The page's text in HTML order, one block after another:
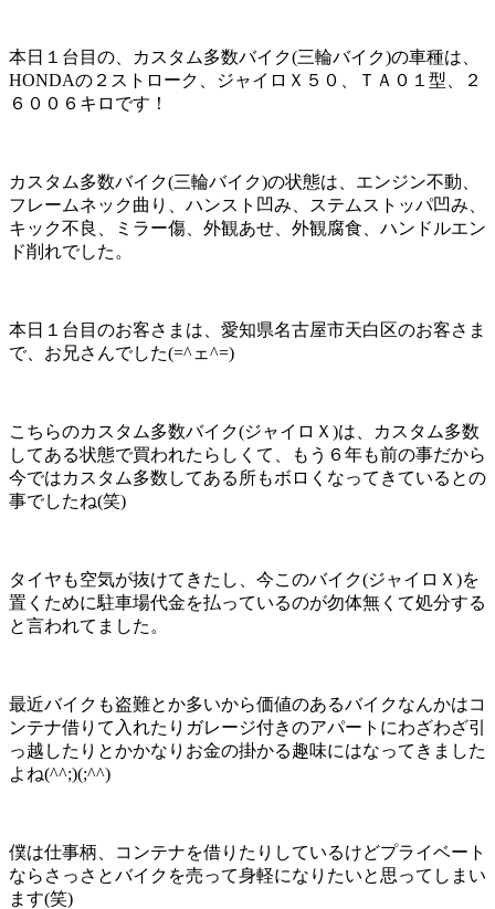
本日１台目の、カスタム多数バイク(三輪バイク)の車種は、
HONDAの２ストローク、ジャイロＸ５０、ＴＡ０１型、２
６００６キロです！
カスタム多数バイク(三輪バイク)の状態は、エンジン不動、
フレームネック曲り、ハンスト凹み、ステムストッパ凹み、
キック不良、ミラー傷、外観あせ、外観腐食、ハンドルエン
ド削れでした。
本日１台目のお客さまは、愛知県名古屋市天白区のお客さま
で、お兄さんでした(=^ェ^=)
こちらのカスタム多数バイク(ジャイロＸ)は、カスタム多数
してある状態で買われたらしくて、もう６年も前の事だから
今ではカスタム多数してある所もボロくなってきているとの
事でしたね(笑)
タイヤも空気が抜けてきたし、今このバイク(ジャイロＸ)を
置くために駐車場代金を払っているのが勿体無くて処分する
と言われてました。
最近バイクも盗難とか多いから価値のあるバイクなんかはコ
ンテナ借りて入れたりガレージ付きのアパートにわざわざ引
っ越したりとかかなりお金の掛かる趣味にはなってきました
よね(^^;)(;^^)
僕は仕事柄、コンテナを借りたりしているけどプライベート
ならさっさとバイクを売って身軽になりたいと思ってしまい
ます(笑)